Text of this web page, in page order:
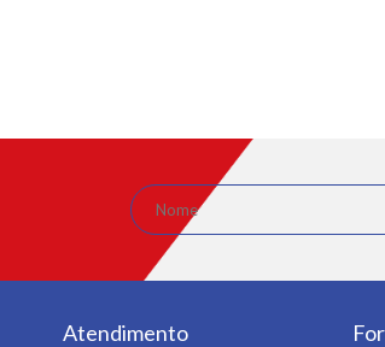
Atendimento